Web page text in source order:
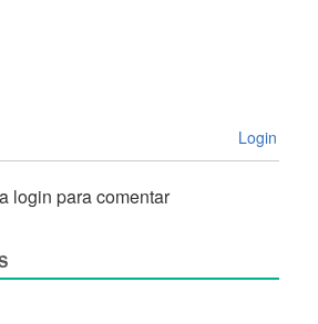
Login
login para comentar